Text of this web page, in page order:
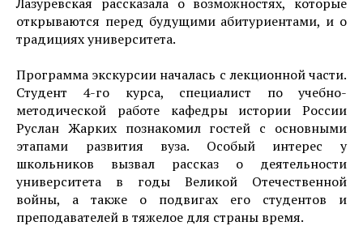
открываются перед будущими абитуриентами, и о
традициях университета.
Программа экскурсии началась с лекционной части.
Студент 4-го курса, специалист по учебно-
методической работе кафедры истории России
Руслан Жарких познакомил гостей с основными
этапами развития вуза. Особый интерес у
школьников вызвал рассказ о деятельности
университета в годы Великой Отечественной
войны, а также о подвигах его студентов и
преподавателей в тяжелое для страны время.